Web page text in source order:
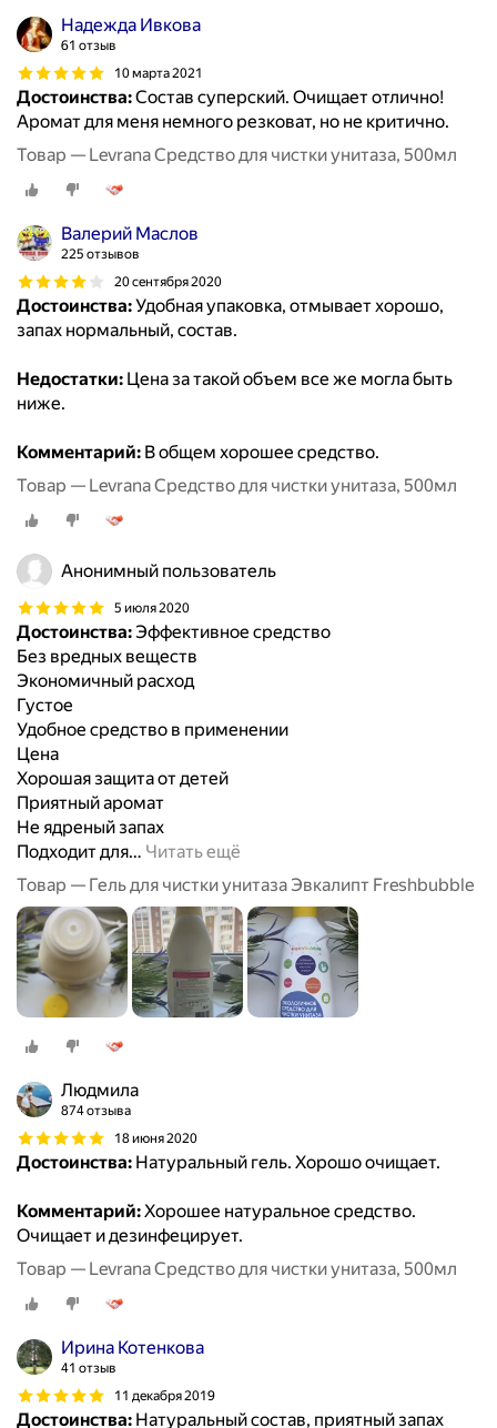
Надежда Ивкова
61 отзыв
10 марта 2021
Достоинства:Состав суперский. Очищает отлично!
Аромат для меня немного резковат, но не критично.
Товар — Levrana Средство для чистки унитаза, 500мл
Валерий Маслов
225 отзывов
20 сентября 2020
Достоинства:Удобная упаковка, отмывает хорошо,
запах нормальный, состав.
Недостатки: Цена за такой объем все же могла быть
ниже.
Комментарий: В общем хорошее средство.
Товар — Levrana Средство для чистки унитаза, 500мл
Анонимный пользователь
5 июля 2020
Достоинства:Эффективное средство
Без вредных веществ
Экономичный расход
Густое
Удобное средство в применении
Цена
Хорошая защита от детей
Приятный аромат
Не ядреный запах
Подходит для… Читать ещё
Товар — Гель для чистки унитаза Эвкалипт Freshbubble
Людмила
874 отзыва
18 июня 2020
Достоинства: Натуральный гель. Хорошо очищает.
Комментарий:Хорошее натуральное средство.
Очищает и дезинфецирует.
Товар — Levrana Средство для чистки унитаза, 500мл
Ирина Котенкова
41 отзыв
11 декабря 2019
Достоинства: Натуральный состав, приятный запах